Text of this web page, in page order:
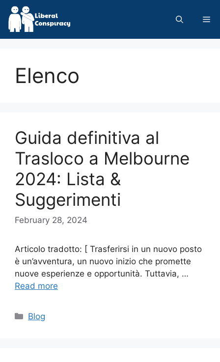
Skip
content
Elenco
Guida definitiva al
Trasloco a Melbourne
2024: Lista &
Suggerimenti
February 28, 2024
Articolo tradotto: [ Trasferirsi in un nuovo posto
è un’avventura, un nuovo inizio che promette
nuove esperienze e opportunità. Tuttavia, …
Read more
Categories
Blog